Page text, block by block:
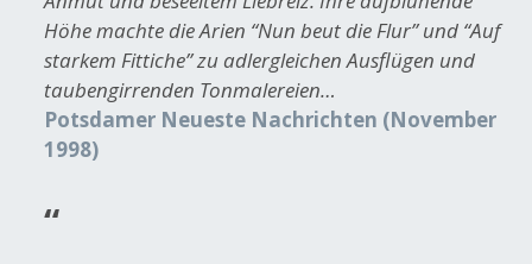
Höhe machte die Arien “Nun beut die Flur” und “Auf
starkem Fittiche” zu adlergleichen Ausflügen und
taubengirrenden Tonmalereien…
Potsdamer Neueste Nachrichten (November
1998)